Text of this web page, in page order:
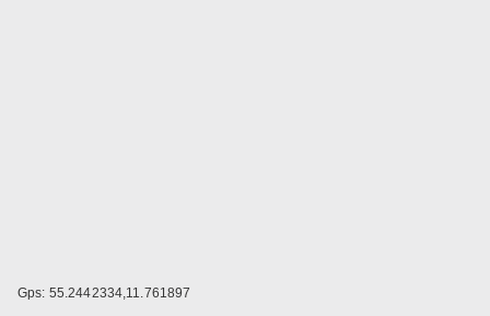
Gps: 55.2442334,11.761897